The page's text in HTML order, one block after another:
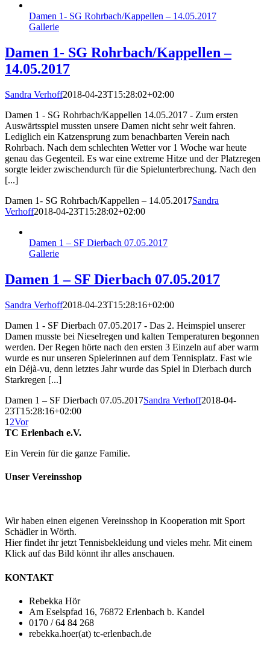
Damen 1- SG Rohrbach/Kappellen – 14.05.2017
Gallerie
Damen 1- SG Rohrbach/Kappellen –
14.05.2017
Sandra Verhoff2018-04-23T15:28:02+02:00
Damen 1 - SG Rohrbach/Kappellen 14.05.2017 - Zum ersten
Auswärtsspiel mussten unsere Damen nicht sehr weit fahren.
Lediglich ein Katzensprung zum benachbarten Verein nach
Rohrbach. Nach dem schlechten Wetter vor 1 Woche war heute
genau das Gegenteil. Es war eine extreme Hitze und der Platzregen
sorgte leider zwischendurch für die Spielunterbrechung. Nach den
[...]
Damen 1- SG Rohrbach/Kappellen – 14.05.2017Sandra
Verhoff2018-04-23T15:28:02+02:00
Damen 1 – SF Dierbach 07.05.2017
Gallerie
Damen 1 – SF Dierbach 07.05.2017
Sandra Verhoff2018-04-23T15:28:16+02:00
Damen 1 - SF Dierbach 07.05.2017 - Das 2. Heimspiel unserer
Damen musste bei Nieselregen und kalten Temperaturen begonnen
werden. Der Regen hörte nach den ersten 3 Einzeln auf aber warm
wurde es nur unseren Spielerinnen auf dem Tennisplatz. Fast wie
ein Déjà-vu, denn letztes Jahr wurde das Spiel in Dierbach durch
Starkregen [...]
Damen 1 – SF Dierbach 07.05.2017Sandra Verhoff2018-04-
23T15:28:16+02:00
1 2Vor
TC Erlenbach e.V.
Ein Verein für die ganze Familie.
Unser Vereinsshop
Wir haben einen eigenen Vereinsshop in Kooperation mit Sport
Schädler in Wörth.
Hier findet ihr jetzt Tennisbekleidung und vieles mehr. Mit einem
Klick auf das Bild könnt ihr alles anschauen.
KONTAKT
Rebekka Hör
Am Eselspfad 16, 76872 Erlenbach b. Kandel
0170 / 64 84 268
rebekka.hoer(at) tc-erlenbach.de